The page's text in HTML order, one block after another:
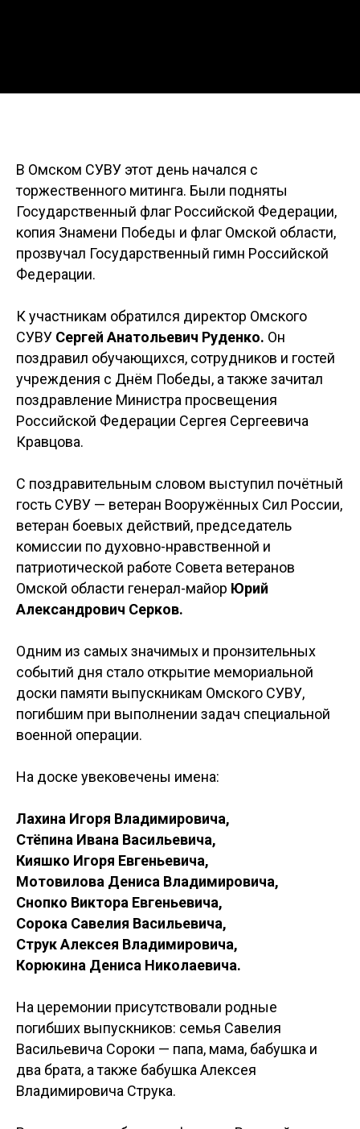
В Омском СУВУ этот день начался с
торжественного митинга. Были подняты
Государственный флаг Российской Федерации,
копия Знамени Победы и флаг Омской области,
прозвучал Государственный гимн Российской
Федерации.
К участникам обратился директор Омского
СУВУ Сергей Анатольевич Руденко. Он
поздравил обучающихся, сотрудников и гостей
учреждения с Днём Победы, а также зачитал
поздравление Министра просвещения
Российской Федерации Сергея Сергеевича
Кравцова.
С поздравительным словом выступил почётный
гость СУВУ — ветеран Вооружённых Сил России,
ветеран боевых действий, председатель
комиссии по духовно-нравственной и
патриотической работе Совета ветеранов
Омской области генерал-майор Юрий
Александрович Серков.
Одним из самых значимых и пронзительных
событий дня стало открытие мемориальной
доски памяти выпускникам Омского СУВУ,
погибшим при выполнении задач специальной
военной операции.
На доске увековечены имена:
Лахина Игоря Владимировича,
Стёпина Ивана Васильевича,
Кияшко Игоря Евгеньевича,
Мотовилова Дениса Владимировича,
Снопко Виктора Евгеньевича,
Сорока Савелия Васильевича,
Струк Алексея Владимировича,
Корюкина Дениса Николаевича.
На церемонии присутствовали родные
погибших выпускников: семья Савелия
Васильевича Сороки — папа, мама, бабушка и
два брата, а также бабушка Алексея
Владимировича Струка.